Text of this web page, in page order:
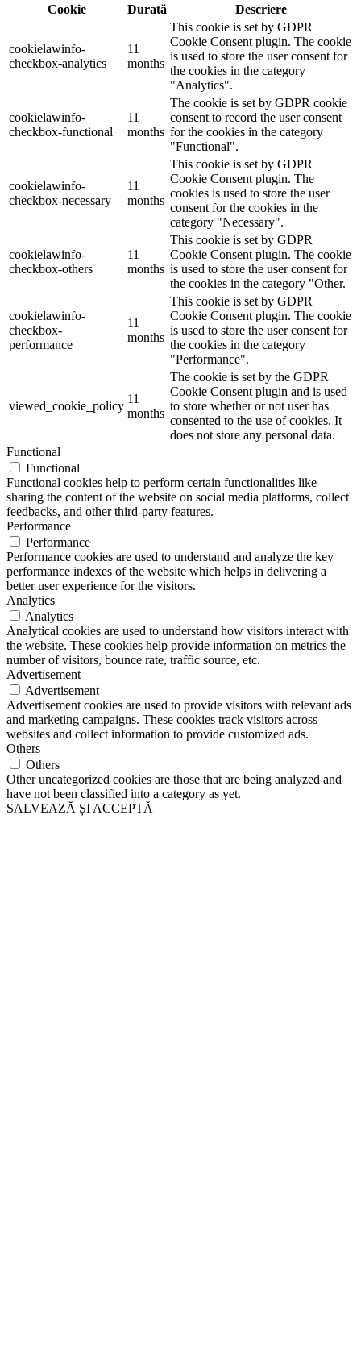
Cookie
Durată Descriere
cookielawinfo-
checkbox-analytics
11
months
This cookie is set by GDPR
Cookie Consent plugin. The cookie
is used to store the user consent for
the cookies in the category
"Analytics".
cookielawinfo-
checkbox-functional
11
months
The cookie is set by GDPR cookie
consent to record the user consent
for the cookies in the category
"Functional".
cookielawinfo-
checkbox-necessary
11
months
This cookie is set by GDPR
Cookie Consent plugin. The
cookies is used to store the user
consent for the cookies in the
category "Necessary".
cookielawinfo-
checkbox-others
11
months
This cookie is set by GDPR
Cookie Consent plugin. The cookie
is used to store the user consent for
the cookies in the category "Other.
cookielawinfo-
checkbox-
performance
11
months
This cookie is set by GDPR
Cookie Consent plugin. The cookie
is used to store the user consent for
the cookies in the category
"Performance".
viewed_cookie_policy
11
months
The cookie is set by the GDPR
Cookie Consent plugin and is used
to store whether or not user has
consented to the use of cookies. It
does not store any personal data.
Functional
Functional
Functional cookies help to perform certain functionalities like
sharing the content of the website on social media platforms, collect
feedbacks, and other third-party features.
Performance
Performance
Performance cookies are used to understand and analyze the key
performance indexes of the website which helps in delivering a
better user experience for the visitors.
Analytics
Analytics
Analytical cookies are used to understand how visitors interact with
the website. These cookies help provide information on metrics the
number of visitors, bounce rate, traffic source, etc.
Advertisement
Advertisement
Advertisement cookies are used to provide visitors with relevant ads
and marketing campaigns. These cookies track visitors across
websites and collect information to provide customized ads.
Others
Others
Other uncategorized cookies are those that are being analyzed and
have not been classified into a category as yet.
SALVEAZĂ ȘI ACCEPTĂ